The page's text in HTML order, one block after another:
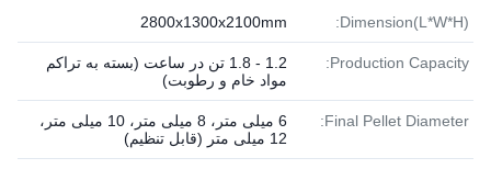
Dimension(L*W*H):
2800x1300x2100mm
Production Capacity:
1.2 - 1.8 تن در ساعت (بسته به تراکم
مواد خام و رطوبت)
Final Pellet Diameter:
6 میلی متر، 8 میلی متر، 10 میلی متر،
12 میلی متر (قابل تنظیم)